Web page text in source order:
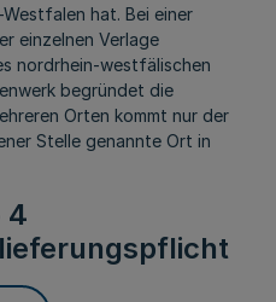
hat. Bei einer
einzelnen Verlage
nordrhein-westfälischen
begründet die
Orten kommt nur der
Stelle genannte Ort in
4